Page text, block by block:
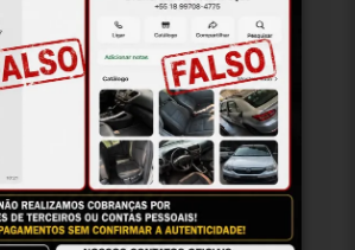
Especificações
Citroen
111
False
Empuxo: